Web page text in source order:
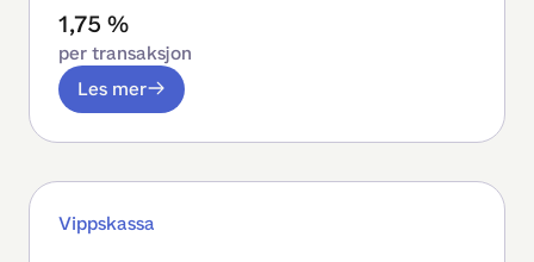
1,75 %
per transaksjon
Les mer
Vippskassa